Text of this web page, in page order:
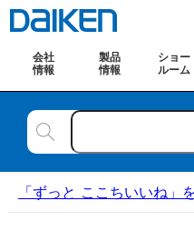
会社
情報
製品
情報
ショー
ルーム
「ずっと ここちいいね